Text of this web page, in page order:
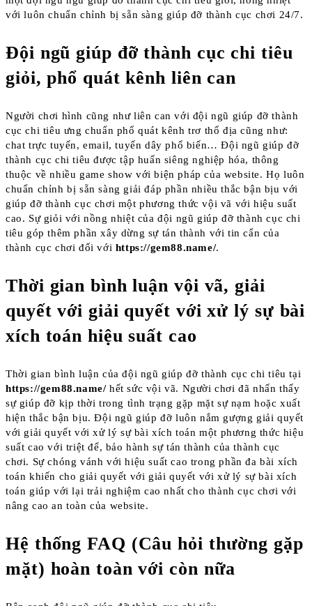
với luôn chuẩn chỉnh bị sẵn sàng giúp đỡ thành cục chơi 24/7.
Đội ngũ giúp đỡ thành cục chi tiêu
giỏi, phổ quát kênh liên can
Người chơi hình cũng như liên can với đội ngũ giúp đỡ thành
cục chi tiêu ưng chuẩn phổ quát kênh trơ thổ địa cũng như:
chat trực tuyến, email, tuyến dây phổ biến… Đội ngũ giúp đỡ
thành cục chi tiêu được tập huấn siêng nghiệp hóa, thông
thuộc về nhiều game show với biện pháp của website. Họ luôn
chuẩn chỉnh bị sẵn sàng giải đáp phần nhiều thắc bận bịu với
giúp đỡ thành cục chơi một phương thức vội vã với hiệu suất
cao. Sự giỏi với nồng nhiệt của đội ngũ giúp đỡ thành cục chi
tiêu góp thêm phần xây dừng sự tán thành với tin cẩn của
thành cục chơi đối với https://gem88.name/.
Thời gian bình luận vội vã, giải
quyết với giải quyết với xử lý sự bài
xích toán hiệu suất cao
Thời gian bình luận của đội ngũ giúp đỡ thành cục chi tiêu tại
https://gem88.name/hết sức vội vã. Người chơi đã nhấn thấy
sự giúp đỡ kịp thời trong tình trạng gặp mặt sự nạm hoặc xuất
hiện thắc bận bịu. Đội ngũ giúp đỡ luôn nắm gượng giải quyết
với giải quyết với xử lý sự bài xích toán một phương thức hiệu
suất cao với triệt để, bảo hành sự tán thành của thành cục
chơi. Sự chóng vánh với hiệu suất cao trong phần đa bài xích
toán khiến cho giải quyết với giải quyết với xử lý sự bài xích
toán giúp với lại trải nghiệm cao nhất cho thành cục chơi với
nâng cao an toàn của website.
Hệ thống FAQ (Câu hỏi thường gặp
mặt) hoàn toàn với còn nữa